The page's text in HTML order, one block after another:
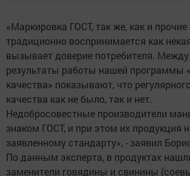
«Маркировка ГОСТ, так же, как и прочие
традиционно воспринимается как
вызывает доверие потребителя.
результаты работы нашей программы
качества» показывают, что
качества как не было, так и нет.
Недобросовестные производители
знаком ГОСТ, и при этом их продукция
заявленному стандарту», - заявил
По данным эксперта, в продуктах
заменители говядины и свинины